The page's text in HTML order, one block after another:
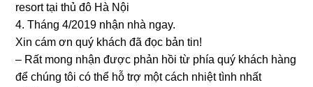
resort tại thủ đô Hà Nội
4. Tháng 4/2019 nhận nhà ngay.
Xin cám ơn quý khách đã đọc bản tin!
– Rất mong nhận được phản hồi từ phía quý khách hàng
để chúng tôi có thể hỗ trợ một cách nhiệt tình nhất